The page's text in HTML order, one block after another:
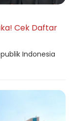
Cek Daftar
Indonesia